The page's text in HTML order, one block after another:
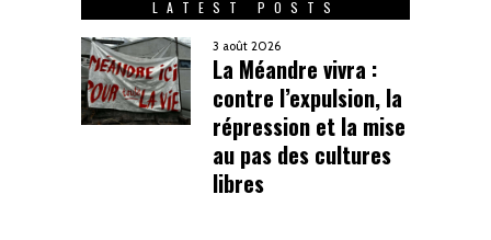
LATEST POSTS
3 août 2026
La Méandre vivra :
contre l’expulsion, la
répression et la mise
au pas des cultures
libres